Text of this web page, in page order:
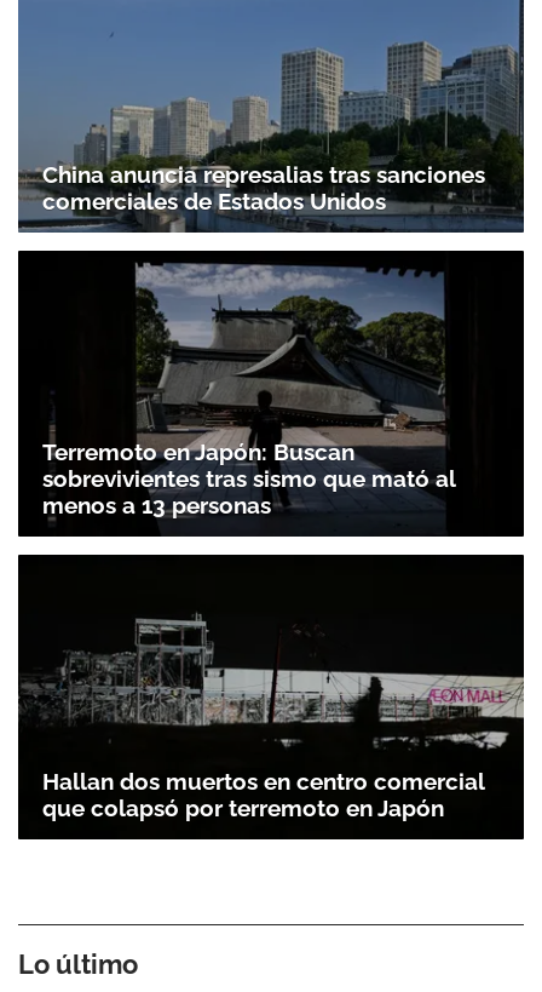
China anuncia represalias tras sanciones
comerciales de Estados Unidos
Terremoto en Japón: Buscan
sobrevivientes tras sismo que mató al
menos a 13 personas
Hallan dos muertos en centro comercial
que colapsó por terremoto en Japón
Lo último